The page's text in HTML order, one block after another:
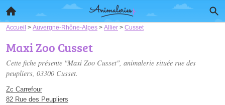
Accueil > Auvergne-Rhône-Alpes > Allier > Cusset
Maxi Zoo Cusset
Cette fiche présente "Maxi Zoo Cusset", animalerie située rue des
peupliers, 03300 Cusset.
Zc Carrefour
82 Rue des Peupliers